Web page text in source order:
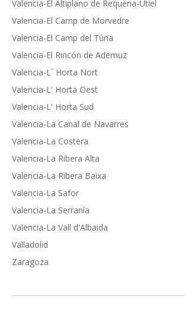
Valencia-El Altiplano de Requena-Utiel
Valencia-El Camp de Morvedre
Valencia-El Camp del Túria
Valencia-El Rincón de Ademuz
Valencia-L´ Horta Nort
Valencia-L' Horta Oest
Valencia-L' Horta Sud
Valencia-La Canal de Navarres
Valencia-La Costera
Valencia-La Ribera Alta
Valencia-La Ribera Baixa
Valencia-La Safor
Valencia-La Serranía
Valencia-La Vall d'Albaida
Valladolid
Zaragoza